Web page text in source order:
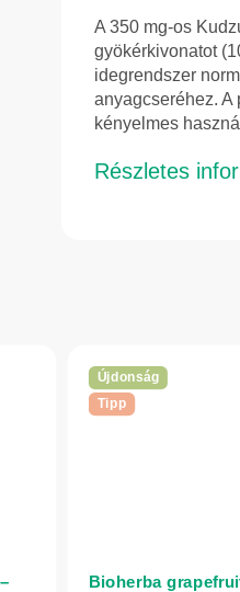
A 350 mg-os
gyökérkivonatot
idegrendszer
anyagcseréhez. A
kényelmes
Részletes
Újdonság
Tipp
Bioherba